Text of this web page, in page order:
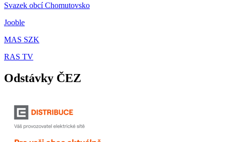
Svazek obcí Chomutovsko
Jooble
MAS SZK
RAS TV
Odstávky ČEZ